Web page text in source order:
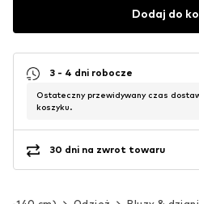
Dodaj do
3 - 4 dni robocze
Ostateczny przewidywany czas
koszyku.
30 dni na zwrot towaru